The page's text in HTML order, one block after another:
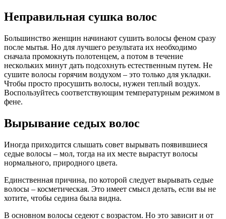
Неправильная сушка волос
Большинство женщин начинают сушить волосы феном сразу
после мытья. Но для лучшего результата их необходимо
сначала промокнуть полотенцем, а потом в течение
нескольких минут дать подсохнуть естественным путем. Не
сушите волосы горячим воздухом – это только для укладки.
Чтобы просто просушить волосы, нужен теплый воздух.
Воспользуйтесь соответствующим температурным режимом в
фене.
Вырывание седых волос
Иногда приходится слышать совет вырывать появившиеся
седые волосы – мол, тогда на их месте вырастут волосы
нормального, природного цвета.
Единственная причина, по которой следует вырывать седые
волосы – косметическая. Это имеет смысл делать, если вы не
хотите, чтобы седина была видна.
В основном волосы седеют с возрастом. Но это зависит и от